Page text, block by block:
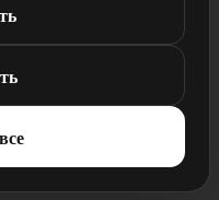
сайта
Студия рекламы